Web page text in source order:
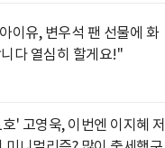
이유, 변우석 팬 선물에 화
다 열심히 할게요!"
' 고영욱, 이번엔 이지혜 저